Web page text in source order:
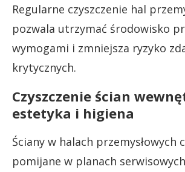
Regularne czyszczenie hal
pozwala utrzymać środowisko
wymogami i zmniejsza ryzyko
krytycznych.
Czyszczenie ścian
estetyka i higiena
Ściany w halach przemysłowych
pomijane w planach